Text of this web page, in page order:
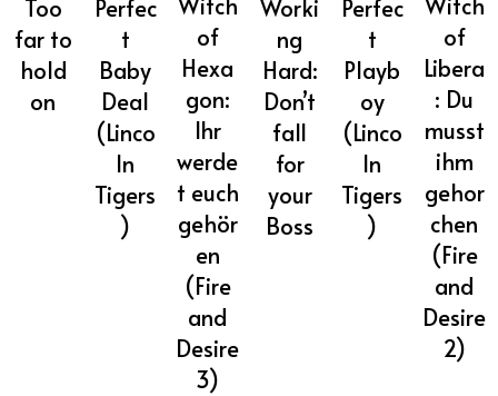
Too
far to
hold
on
Perfec
t
Baby
Deal
(Linco
ln
Tigers
)
of
Hexa
gon:
Ihr
werde
t euch
gehör
en
(Fire
and
Desire
3)
Worki
ng
Hard:
Don’t
fall
for
your
Boss
Perfec
t
Playb
oy
(Linco
ln
Tigers
)
of
Libera
: Du
musst
ihm
gehor
chen
(Fire
and
Desire
2)